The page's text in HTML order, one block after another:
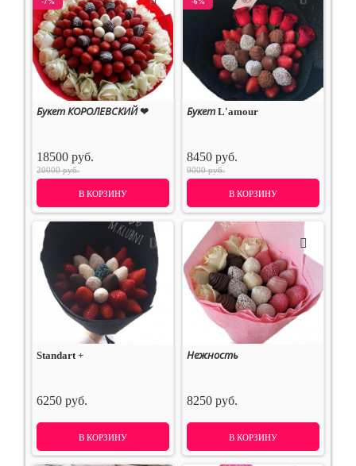
-7%
Букет КОРОЛЕВСКИЙ ❤
18500 руб.
20000 руб.
В КОРЗИНУ
-6%
Букет L'amour
8450 руб.
9000 руб.
В КОРЗИНУ
Standart +
6250 руб.
В КОРЗИНУ
Нежность
8250 руб.
В КОРЗИНУ